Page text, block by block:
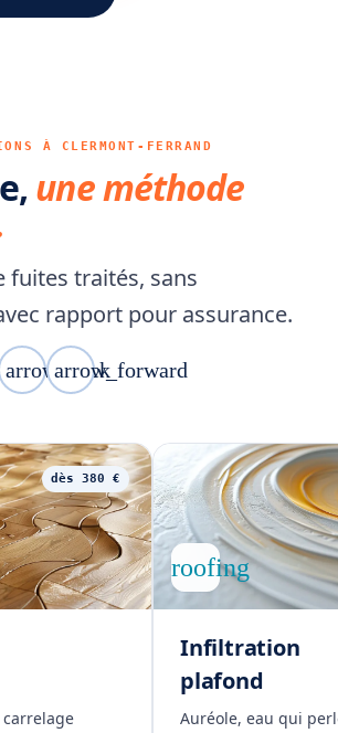
À CLERMONT-FERRAND
une méthode
fuites traités, sans
rapport pour assurance.
arrow_back
arrow_forward
dès 380 €
roofing
Infiltration
plafond
Auréole, eau qui